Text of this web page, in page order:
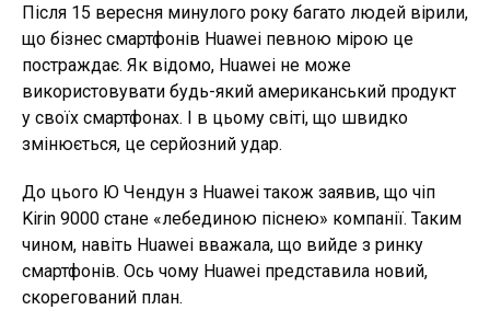
Після 15 вересня минулого року багато людей вірили,
що бізнес смартфонів Huawei певною мірою це
постраждає. Як відомо, Huawei не може
використовувати будь-який американський продукт
у своїх смартфонах. І в цьому світі, що швидко
змінюється, це серйозний удар.
До цього Ю Чендун з Huawei також заявив, що чіп
Kirin 9000 стане «лебединою піснею» компанії. Таким
чином, навіть Huawei вважала, що вийде з ринку
смартфонів. Ось чому Huawei представила новий,
скорегований план.